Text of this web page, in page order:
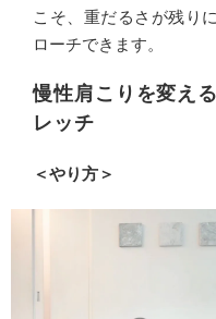
こそ、重だるさが残り
ローチできます。
慢性肩こりを変え
レッチ
＜やり方＞